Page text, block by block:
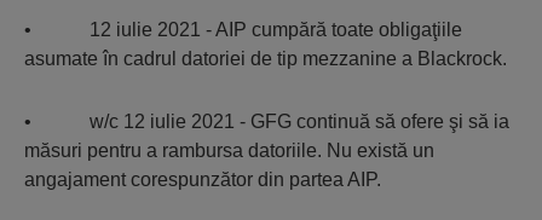
• 12 iulie 2021 - AIP cumpără toate obligaţiile
asumate în cadrul datoriei de tip mezzanine a Blackrock.
• w/c 12 iulie 2021 - GFG continuă să ofere şi să ia
măsuri pentru a rambursa datoriile. Nu există un
angajament corespunzător din partea AIP.